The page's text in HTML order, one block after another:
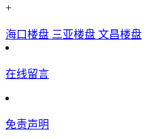
+
海口楼盘 三亚楼盘 文昌楼盘
在线留言
免责声明